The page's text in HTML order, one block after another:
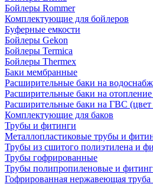
Бойлеры Rommer
Комплектующие для бойлеров
Буферные емкости
Бойлеры Gekon
Бойлеры Termica
Бойлеры Thermex
Баки мембранные
Расширительные баки на
Расширительные баки на
Расширительные баки на ГВС
Комплектующие для баков
Трубы и фитинги
Металлопластиковые трубы и
Трубы из сшитого полиэтилена и
Трубы гофрированные
Трубы полипропиленовые и
Гофрированная нержавеющая